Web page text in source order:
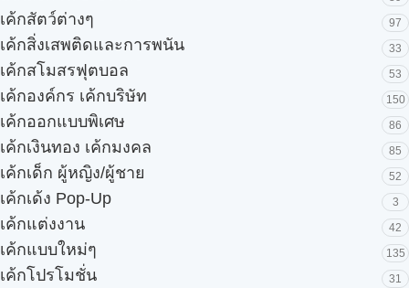
เค้กสัตว์ต่างๆ 97
เค้กสิ่งเสพติดและการพนัน 33
เค้กสโมสรฟุตบอล 53
เค้กองค์กร เค้กบริษัท 150
เค้กออกแบบพิเศษ 86
เค้กเงินทอง เค้กมงคล 85
เค้กเด็ก ผู้หญิง/ผู้ชาย 52
เค้กเด้ง Pop-Up 3
เค้กแต่งงาน 42
เค้กแบบใหม่ๆ 135
เค้กโปรโมชั่น 31